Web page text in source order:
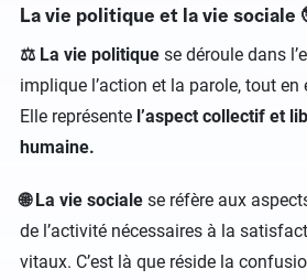
La vie politique et la vie sociale
⚖️ La vie politique se déroule dans
implique l’action et la parole, tout
Elle représente l’aspect collectif et
humaine.
🌐 La vie sociale se réfère aux
de l’activité nécessaires à la
vitaux. C’est là que réside la